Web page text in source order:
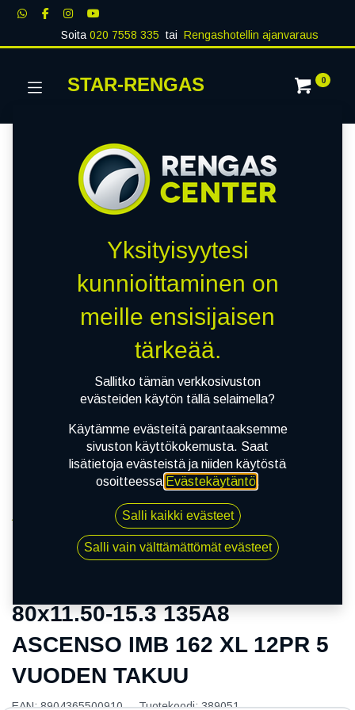
Soita020 7558 335 tai Rengashotellin ajanvaraus
STAR-RENGAS 0
80x11.50-15.3 135A8 ASCENSO IMB 162 XL 12PR 5
VUODEN TAKUU
80x11.50-15.3 135A8
ASCENSO IMB 162 XL 12PR 5
VUODEN TAKUU
EAN:8904365500910 Tuotekoodi:389051
Yksityisyytesi
kunnioittaminen on
meille ensisijaisen
tärkeää.
Sallitko tämän verkkosivuston
evästeiden käytön tällä selaimella?
Käytämme evästeitä parantaaksemme
sivuston käyttökokemusta. Saat
lisätietoja evästeistä ja niiden käytöstä
osoitteessa Evästekäytäntö.
Salli kaikki evästeet
Salli vain välttämättömät evästeet